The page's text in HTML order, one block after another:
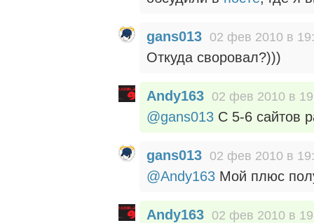
gans013 02 фев 2010 в
Откуда своровал?)))
Andy163 02 фев 2010 в
@gans013 С 5-6 сайтов
gans013 02 фев 2010 в
@Andy163 Мой плюс
Andy163 02 фев 2010 в